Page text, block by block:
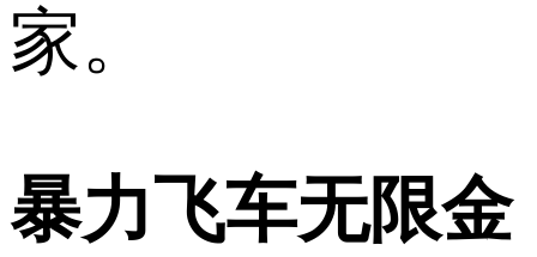
家。
暴力飞车无限金